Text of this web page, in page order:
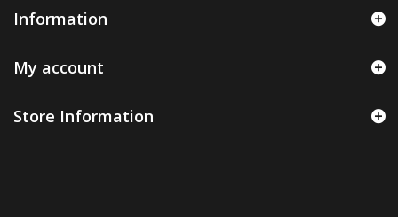
Information
My account
Store Information